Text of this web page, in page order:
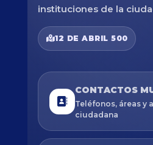
instituciones de la
12 DE ABRIL 500
CONTACTOS
Teléfonos, áreas y
ciudadana